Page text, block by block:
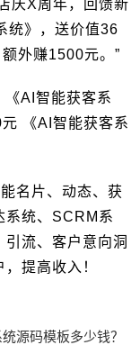
庆X周年，回馈新
统》，送价值36
外赚1500元。”
AI智能获客系
《AI智能获客系
名片、动态、获
系统、SCRM系
流、客户意向洞
提高收入！
源码模板多少钱？